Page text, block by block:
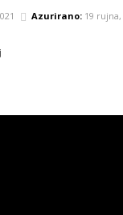
Azurirano: 19 rujna,